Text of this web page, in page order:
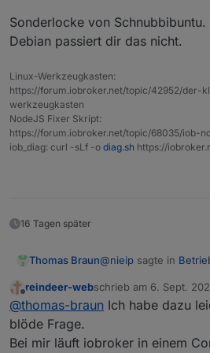
Sonderlocke von
Debian passiert dir das nicht.
Linux-Werkzeugkasten:
https://forum.iobroker.net/topic/42952/der-
werkzeugkasten
NodeJS Fixer Skript:
https://forum.iobroker.net/topic/68035/iob-
iob_diag: curl -sLf -o diag.sh https://
16 Tagen später
Thomas Braun@nieip sagte in
nur wirklich per apt
eine Ebene tiefer
Offline
reindeer-webschrieb am 6. Sept.
zuletzt editiert von
@thomas-braun Ich habe dazu
blöde Frage.
Bei mir läuft iobroker in einem